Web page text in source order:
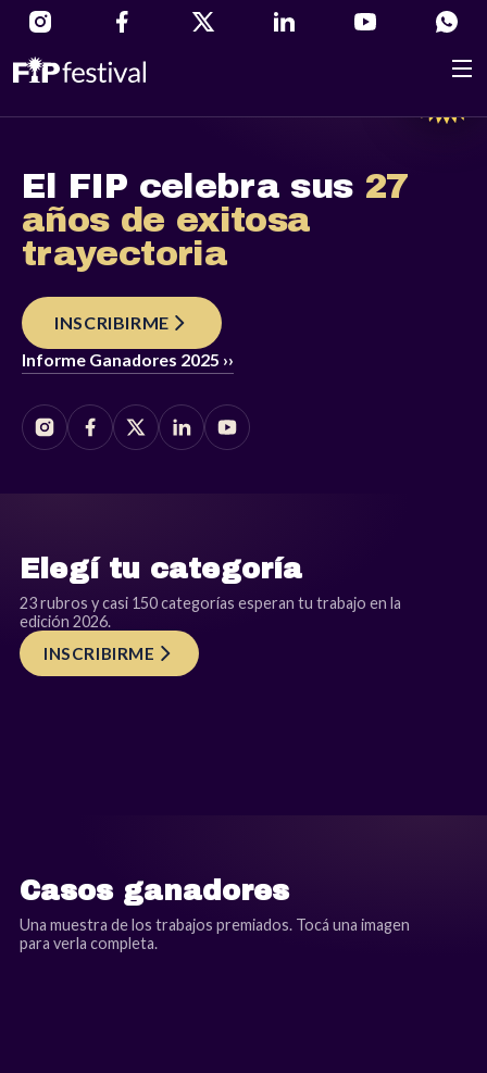
El FIP celebra sus 27
años de exitosa
trayectoria
INSCRIBIRME
Informe Ganadores 2025 ››
Elegí tu categoría
23 rubros y casi 150 categorías esperan tu trabajo en la
edición 2026.
INSCRIBIRME
RUBRO 11 · WF
Casos ganadores
Una muestra de los trabajos premiados. Tocá una imagen
para verla completa.